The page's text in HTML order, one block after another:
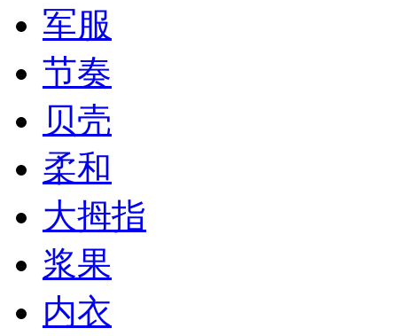
军服
节奏
贝壳
柔和
大拇指
浆果
内衣